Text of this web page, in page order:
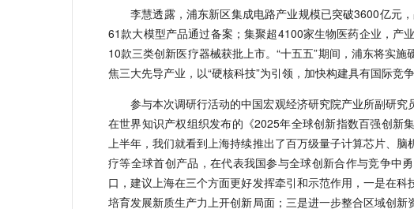
李慧透露，浦东新区集成电路产业规模已突破3600亿元
61款大模型产品通过备案；集聚超4100家生物医药企业，产
10款三类创新医疗器械获批上市。“十五五”期间，浦东将实
焦三大先导产业，以“硬核科技”为引领，加快构建具有国际竞
参与本次调研行活动的中国宏观经济研究院产业所副研
在世界知识产权组织发布的《2025年全球创新指数百强创
上半年，我们就看到上海持续推出了百万级量子计算芯片、
疗等全球首创产品，在代表我国参与全球创新合作与竞争中
口，建议上海在三个方面更好发挥牵引和示范作用，一是在
培育发展新质生产力上开创新局面；三是进一步整合区域创